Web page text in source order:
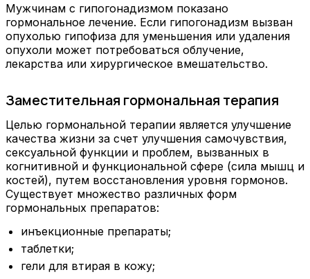
Мужчинам с гипогонадизмом показано
гормональное лечение. Если гипогонадизм вызван
опухолью гипофиза для уменьшения или удаления
опухоли может потребоваться облучение,
лекарства или хирургическое вмешательство.
Заместительная гормональная терапия
Целью гормональной терапии является улучшение
качества жизни за счет улучшения самочувствия,
сексуальной функции и проблем, вызванных в
когнитивной и функциональной сфере (сила мышц и
костей), путем восстановления уровня гормонов.
Существует множество различных форм
гормональных препаратов:
инъекционные препараты;
таблетки;
гели для втирая в кожу;